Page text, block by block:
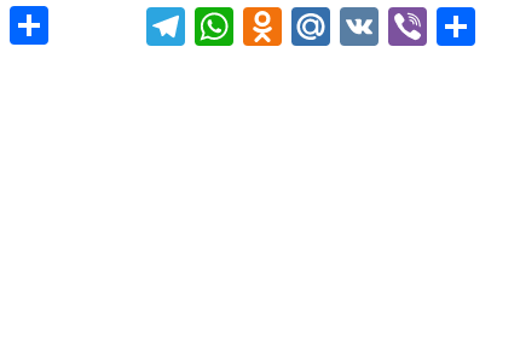
Telegram
WhatsApp
Odnoklassniki
Mail.Ru
VK Viber
Viber